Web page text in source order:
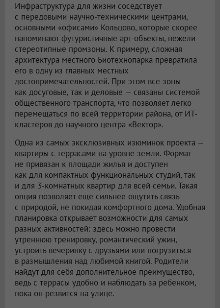
Инфраструктура для жизни соседствует
с передовыми научно-техническими центрами,
основными «офисами» Кольцово, которые скорее
напоминают футуристичные арт-объекты, нежели
стереотипные промзоны. К примеру, сложная
архитектура местного Биотехнопарка превратила
его в одну из главных местных
достопримечательностей. При этом все зоны —
как досуговые, так и деловые — связаны системой
общественного транспорта, что позволяет легко
перемещаться по всей территории района, от ИТ-
кластеров до научного центра «Вектор».
Одна из самых эксклюзивных изюминок проекта —
квартиры с террасами на уровне земли. Формат
не привязан к площади жилья и доступен
как для компактных функциональных студий, так
и для 3-комнатных квартир для всей семьи. Такая
опция позволяет еще сильнее ощутить связь
с природой, не покидая комфортного дома. Удобная
планировка открывает возможности для самых
разных активностей: здесь можно провести
утреннюю тренировку, романтический ужин,
устроить вечеринку с друзьями или погрузиться
в размышления над любимой книгой. Родители
найдут для себя дополнительное преимущество,
ведь с террасы удобно и наблюдать за ребенком,
пока он резвится на улице.